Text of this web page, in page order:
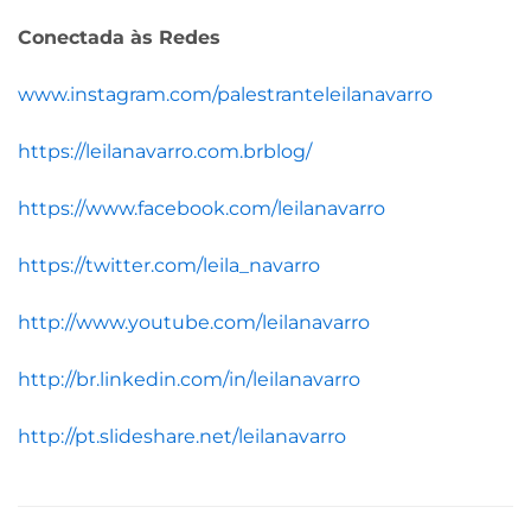
Conectada às Redes
www.instagram.com/palestranteleilanavarro
https://leilanavarro.com.brblog/
https://www.facebook.com/leilanavarro
https://twitter.com/leila_navarro
http://www.youtube.com/leilanavarro
http://br.linkedin.com/in/leilanavarro
http://pt.slideshare.net/leilanavarro